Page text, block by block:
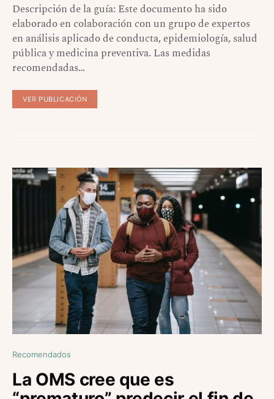
Descripción de la guía: Este documento ha sido
elaborado en colaboración con un grupo de expertos
en análisis aplicado de conducta, epidemiología, salud
pública y medicina preventiva. Las medidas
recomendadas…
VER PUBLICACIÓN
Recomendados
La OMS cree que es